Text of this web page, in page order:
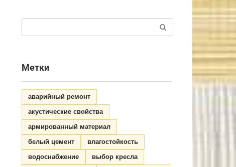
Метки
аварийный ремонт
акустические свойства
армированный материал
белый цемент
влагостойкость
водоснабжение
выбор кресла